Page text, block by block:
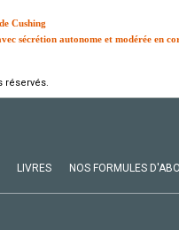
Cushing
sécrétion autonome et modérée en
réservés.
LIVRES NOS FORMULES